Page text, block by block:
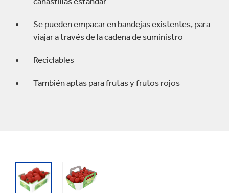
Se pueden empacar en bandejas existentes, para
viajar a través de la cadena de suministro
Reciclables
También aptas para frutas y frutos rojos